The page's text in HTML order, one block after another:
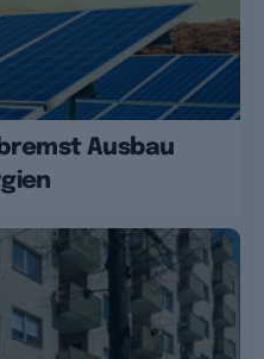
Ausbau